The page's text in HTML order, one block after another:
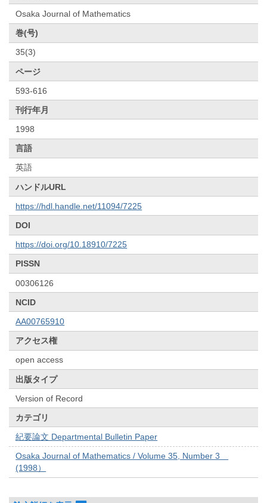
Osaka Journal of Mathematics
巻(号)
35(3)
ページ
593-616
刊行年月
1998
言語
英語
ハンドルURL
https://hdl.handle.net/11094/7225
DOI
https://doi.org/10.18910/7225
PISSN
00306126
NCID
AA00765910
アクセス権
open access
出版タイプ
Version of Record
カテゴリ
紀要論文 Departmental Bulletin Paper
Osaka Journal of Mathematics / Volume 35, Number 3
(1998）